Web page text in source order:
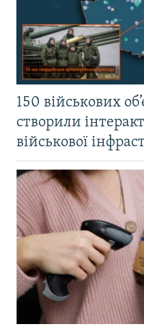
150 військових
створили
військової